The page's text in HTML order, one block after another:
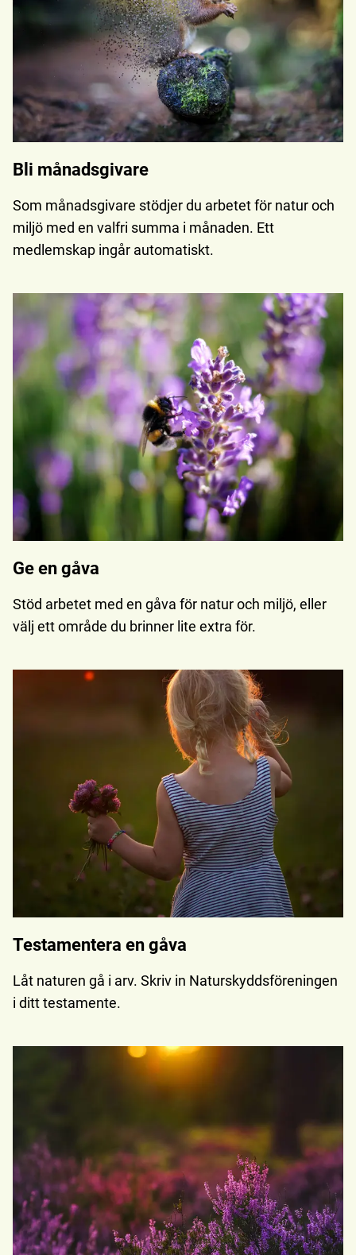
Bli månadsgivare
Som månadsgivare stödjer du arbetet för natur och
miljö med en valfri summa i månaden. Ett
medlemskap ingår automatiskt.
Ge en gåva
Stöd arbetet med en gåva för natur och miljö, eller
välj ett område du brinner lite extra för.
Testamentera en gåva
Låt naturen gå i arv. Skriv in Naturskyddsföreningen
i ditt testamente.